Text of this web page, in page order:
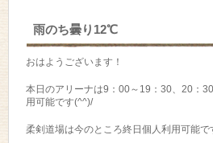
雨のち曇り12℃
おはようございます！
本日のアリーナは9：00～19：30、20：
用可能です(^^)/
柔剣道場は今のところ終日個人利用可能で